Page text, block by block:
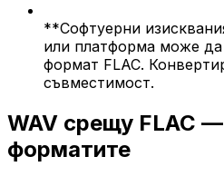
**Софтуерни
или платформа може да
формат FLAC.
съвместимост.
WAV срещу FLAC
форматите